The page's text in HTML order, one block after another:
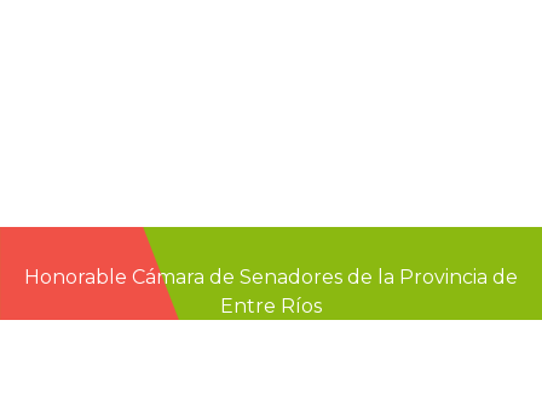
Honorable Cámara de Senadores de la Provincia de
Entre Ríos